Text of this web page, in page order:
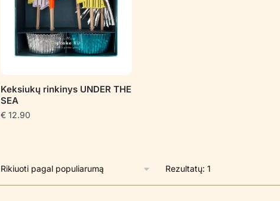
Keksiukų rinkinys UNDER THE
SEA
€12.90
Rezultatų: 1